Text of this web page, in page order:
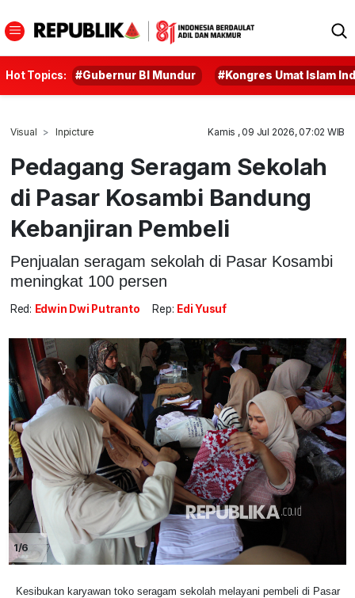
Hot Topics: #Gubernur BI Mundur #Kongres Umat Islam
Visual Inpicture Kamis , 09 Jul 2026, 07:02 WIB
Pedagang Seragam Sekolah
di Pasar Kosambi Bandung
Kebanjiran Pembeli
Penjualan seragam sekolah di Pasar Kosambi
meningkat 100 persen
Red: Edwin Dwi Putranto Rep: Edi Yusuf
1/6
Kesibukan karyawan toko seragam sekolah melayani pembeli di Pasar